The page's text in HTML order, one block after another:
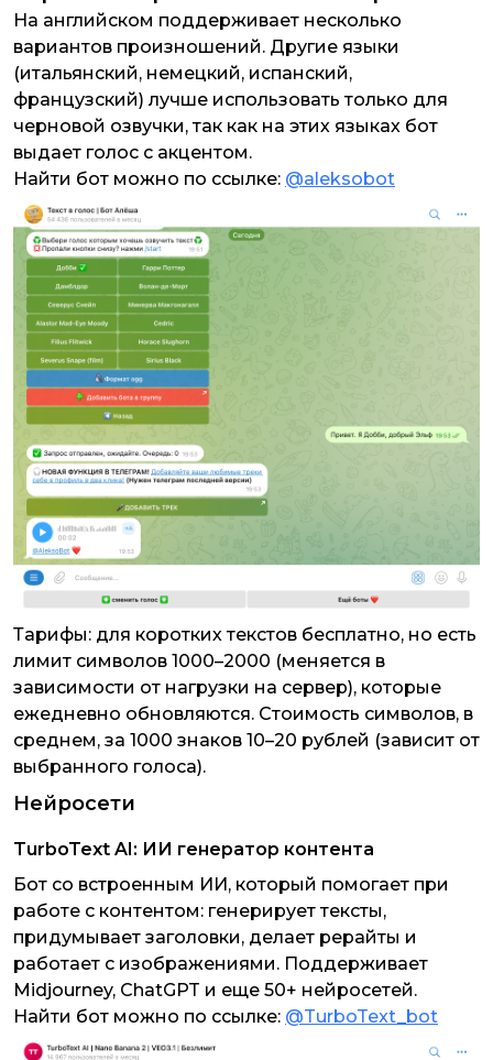
На английском поддерживает несколько
вариантов произношений. Другие языки
(итальянский, немецкий, испанский,
французский) лучше использовать только для
черновой озвучки, так как на этих языках бот
выдает голос с акцентом.
Найти бот можно по ссылке: @aleksobot
Тарифы: для коротких текстов бесплатно, но есть
лимит символов 1000–2000 (меняется в
зависимости от нагрузки на сервер), которые
ежедневно обновляются. Стоимость символов, в
среднем, за 1000 знаков 10–20 рублей (зависит от
выбранного голоса).
Нейросети
TurboText AI: ИИ генератор контента
Бот со встроенным ИИ, который помогает при
работе с контентом: генерирует тексты,
придумывает заголовки, делает рерайты и
работает с изображениями. Поддерживает
Midjourney, ChatGPT и еще 50+ нейросетей.
Найти бот можно по ссылке: @TurboText_bot